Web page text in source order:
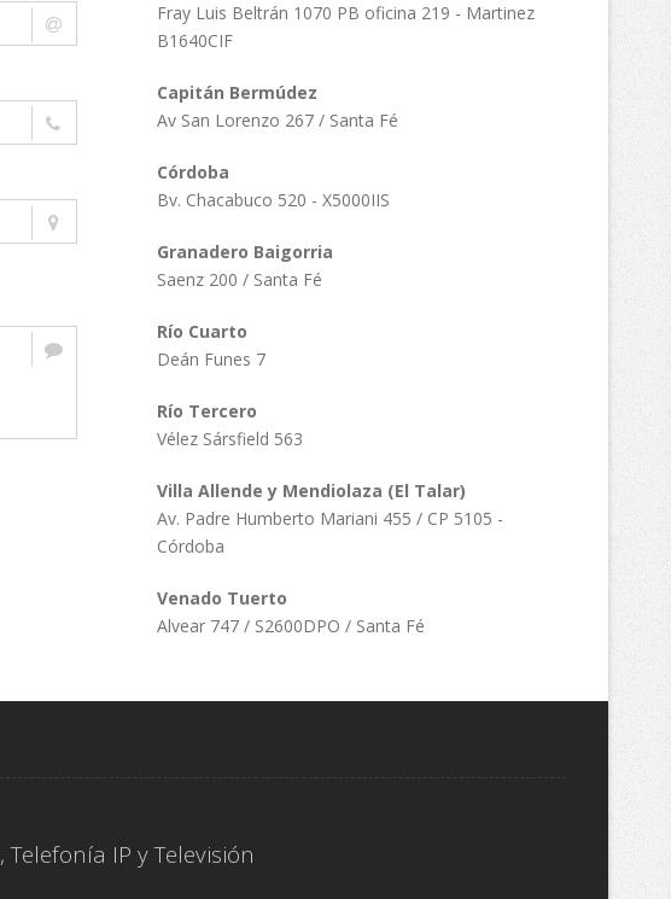
Fray Luis Beltrán 1070 PB oficina 219 - Martinez
B1640CIF
Capitán Bermúdez
Av San Lorenzo 267 / Santa Fé
Córdoba
Bv. Chacabuco 520 - X5000IIS
Granadero Baigorria
Saenz 200 / Santa Fé
Río Cuarto
Deán Funes 7
Río Tercero
Vélez Sársfield 563
Villa Allende y Mendiolaza (El Talar)
Av. Padre Humberto Mariani 455 / CP 5105 -
Córdoba
Venado Tuerto
Alvear 747 / S2600DPO / Santa Fé
,Telefonía IP yTelevisión